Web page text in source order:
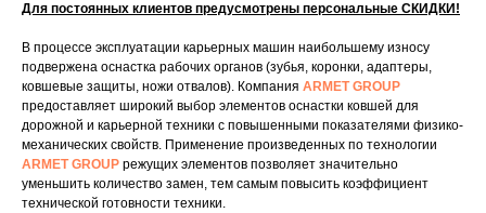
Для постоянных клиентов предусмотрены персональные СКИДКИ!
В процессе эксплуатации карьерных машин наибольшему износу
подвержена оснастка рабочих органов (зубья, коронки, адаптеры,
ковшевые защиты, ножи отвалов). Компания ARMET GROUP
предоставляет широкий выбор элементов оснастки ковшей для
дорожной и карьерной техники с повышенными показателями физико-
механических свойств. Применение произведенных по технологии
ARMET GROUP режущих элементов позволяет значительно
уменьшить количество замен, тем самым повысить коэффициент
технической готовности техники.